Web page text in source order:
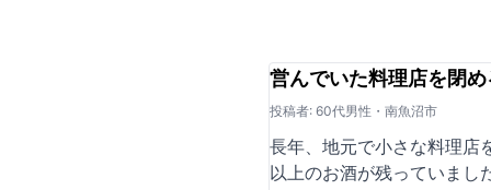
営んでいた料理店を閉
投稿者: 60代男性・南魚沼市
長年、地元で小さな料理店
以上のお酒が残っていまし